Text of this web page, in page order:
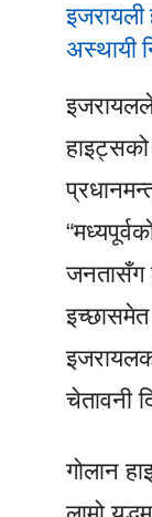
अस्थायी
जनतासँग
चेतावनी
गोलान